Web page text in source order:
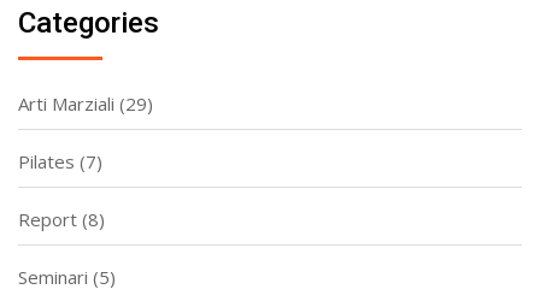
Categories
Arti Marziali (29)
Pilates (7)
Report (8)
Seminari (5)